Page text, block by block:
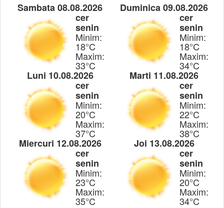
Sambata 08.08.2026
cer
senin
Minim:
18°C
Maxim:
33°C
Duminica 09.08.2026
cer
senin
Minim:
18°C
Maxim:
34°C
Luni 10.08.2026
cer
senin
Minim:
20°C
Maxim:
37°C
Marti 11.08.2026
cer
senin
Minim:
22°C
Maxim:
38°C
Miercuri 12.08.2026
cer
senin
Minim:
23°C
Maxim:
35°C
Joi 13.08.2026
cer
senin
Minim:
20°C
Maxim:
34°C